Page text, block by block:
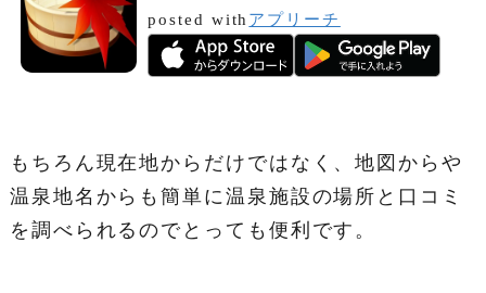
posted with アプリーチ
もちろん現在地からだけではなく、地図からや
温泉地名からも簡単に温泉施設の場所と口コミ
を調べられるのでとっても便利です。